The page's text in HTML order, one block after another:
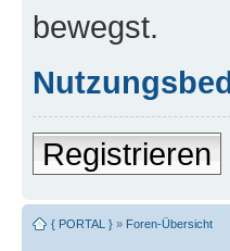
bewegst.
Registrieren
{ PORTAL } » Foren-Übersicht